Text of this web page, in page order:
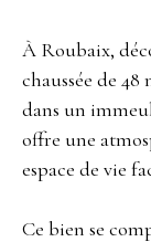
À Roubaix,
chaussée de 48
dans un
offre une
espace de vie
Ce bien se